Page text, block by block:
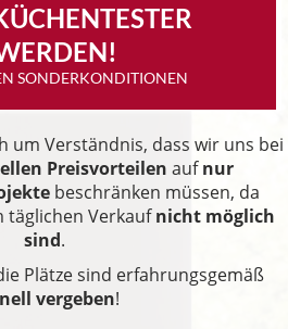
SONDERKONDITIONEN
um Verständnis, dass wir uns bei
Preisvorteilen aufnur
beschränken müssen, da
täglichen Verkaufnicht möglich
sind.
Plätze sind erfahrungsgemäß
vergeben!